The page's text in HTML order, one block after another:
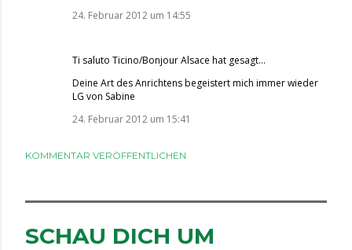
24. Februar 2012 um 14:55
Ti saluto Ticino/Bonjour Alsace hat gesagt…
Deine Art des Anrichtens begeistert mich immer wieder
LG von Sabine
24. Februar 2012 um 15:41
KOMMENTAR VERÖFFENTLICHEN
SCHAU DICH UM